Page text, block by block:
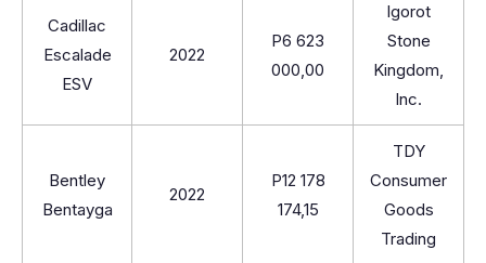
Cadillac
Escalade
ESV
2022
P6 623
000,00
Igorot
Stone
Kingdom,
Inc.
Bentley
Bentayga
2022
P12 178
174,15
TDY
Consumer
Goods
Trading